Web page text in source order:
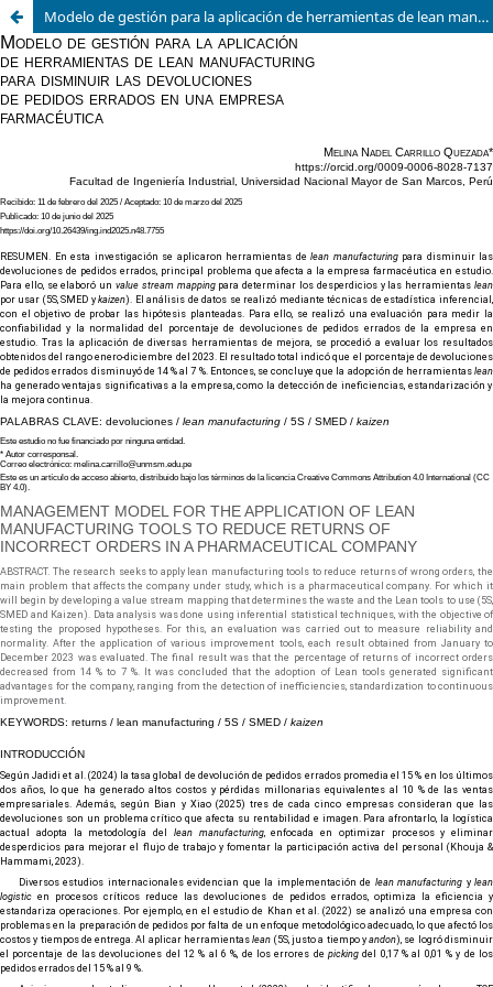
Modelo de gestión para la aplicación de herramientas de lean manufacturing para disminuir las devoluciones de pedidos errados en una empresa farmacéutica